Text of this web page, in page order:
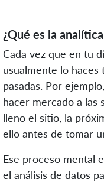
¿Qué es la
Cada vez que en tu
usualmente lo
pasadas. Por
hacer mercado a las
lleno el sitio, la
ello antes de tomar
Ese proceso mental
el análisis de datos